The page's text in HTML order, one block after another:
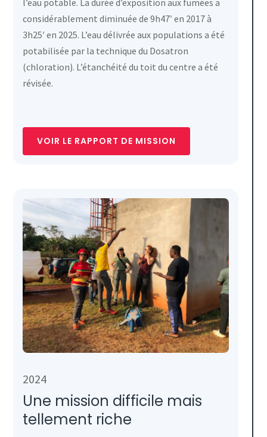
considérablement diminuée de 9h47′ en 2017 à
3h25′ en 2025. L’eau délivrée aux populations a été
potabilisée par la technique du Dosatron
(chloration). L’étanchéité du toit du centre a été
révisée.
VOIR LE RAPPORT DE MISSION
2024
Une mission difficile mais
tellement riche